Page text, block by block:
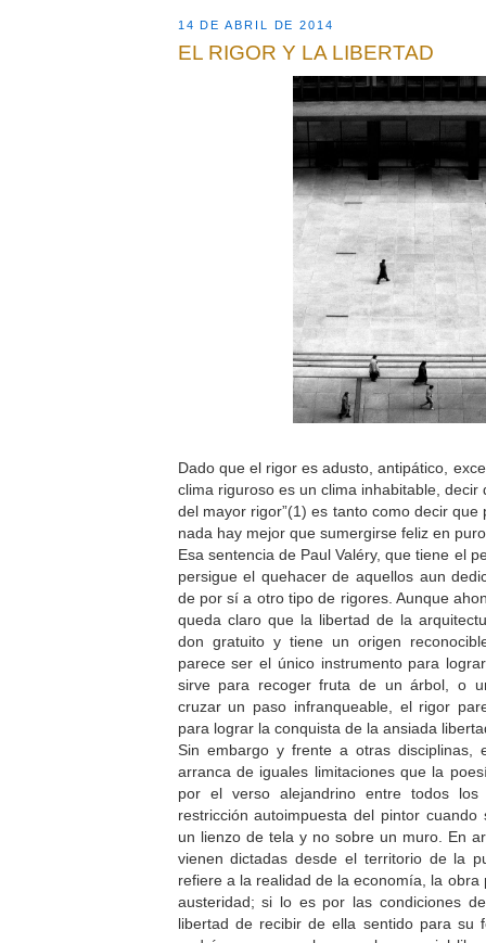
14 DE ABRIL DE 2014
EL RIGOR Y LA LIBERTAD
Dado que el rigor es adusto, antipático,
clima riguroso es un clima inhabitable, decir
del mayor rigor”(1) es tanto como decir
nada hay mejor que sumergirse feliz en
Esa sentencia de Paul Valéry, que tiene el
persigue el quehacer de aquellos aun
de por sí a otro tipo de rigores. Aunque
queda claro que la libertad de la
don gratuito y tiene un origen
parece ser el único instrumento para
sirve para recoger fruta de un árbol, o
cruzar un paso infranqueable, el rigor
para lograr la conquista de la ansiada
Sin embargo y frente a otras disciplinas,
arranca de iguales limitaciones que la
por el verso alejandrino entre todos
restricción autoimpuesta del pintor
un lienzo de tela y no sobre un muro. En
vienen dictadas desde el territorio de la
refiere a la realidad de la economía, la
austeridad; si lo es por las condiciones
libertad de recibir de ella sentido para su